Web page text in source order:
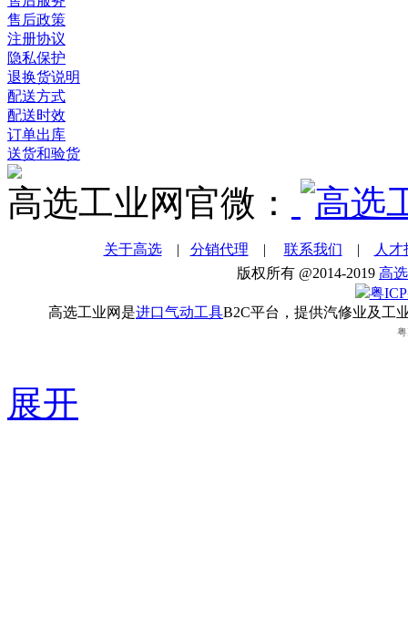
售后政策
注册协议
隐私保护
退换货说明
配送方式
配送时效
订单出库
送货和验货
高选工业网官微：
关于高选| 分销代理 | 联系我们 |
人才
版权所有 @2014-2019 高
粤
高选工业网是进口气动工具B2C平台，提供汽修业及工
展开